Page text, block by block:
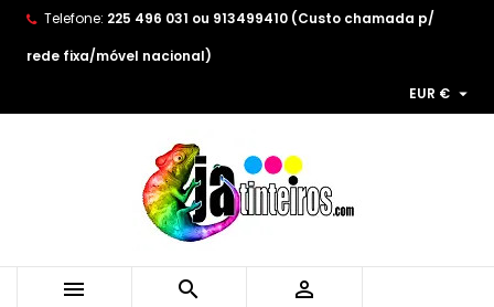
Telefone: 225 496 031 ou 913499410 (Custo chamada p/
rede fixa/móvel nacional)
EUR € 
  
As minhas listas de desejos ×
((modalTitle)) ×
((cancelText)) ((modalDeleteText))
((title)) ×
((label))
((cancelText)) ((createText))
Entrar ×
You need to be logged in to save products in your
wishlist.
((cancelText))